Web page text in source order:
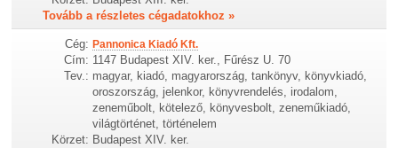
Tovább a részletes cégadatokhoz »
Cég: Pannonica Kiadó Kft.
Cím: 1147 Budapest XIV. ker., Fűrész U. 70
Tev.: magyar, kiadó, magyarország, tankönyv, könyvkiadó,
oroszország, jelenkor, könyvrendelés, irodalom,
zeneműbolt, kötelező, könyvesbolt, zeneműkiadó,
világtörténet, történelem
Körzet: Budapest XIV. ker.